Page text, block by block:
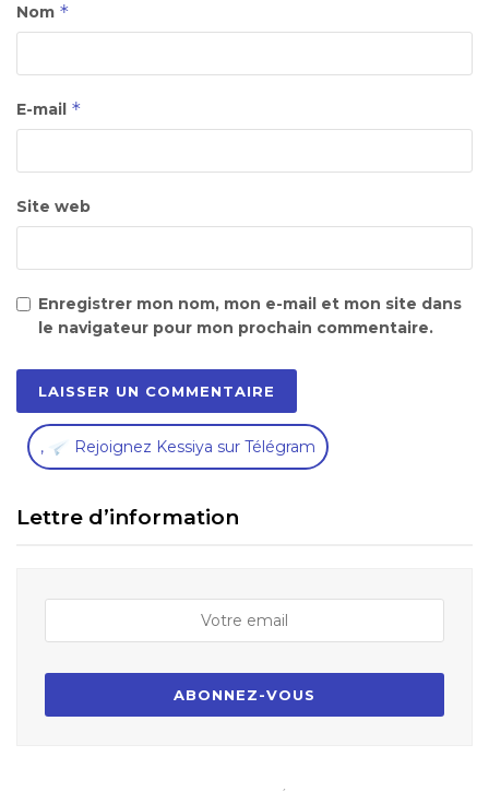
Nom *
E-mail *
Site web
Enregistrer mon nom, mon e-mail et mon site dans
le navigateur pour mon prochain commentaire.
, Rejoignez Kessiya sur Télégram
Lettre d’information